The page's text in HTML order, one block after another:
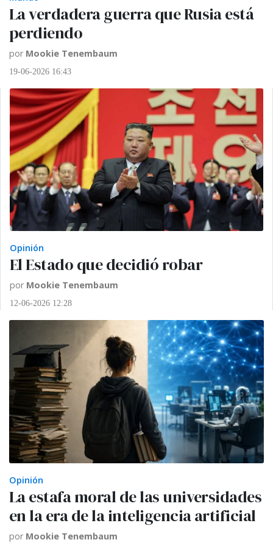
La verdadera guerra que Rusia está
perdiendo
por Mookie Tenembaum
19-06-2026 16:43
Opinión
El Estado que decidió robar
por Mookie Tenembaum
12-06-2026 12:28
Opinión
La estafa moral de las universidades
en la era de la inteligencia artificial
por Mookie Tenembaum